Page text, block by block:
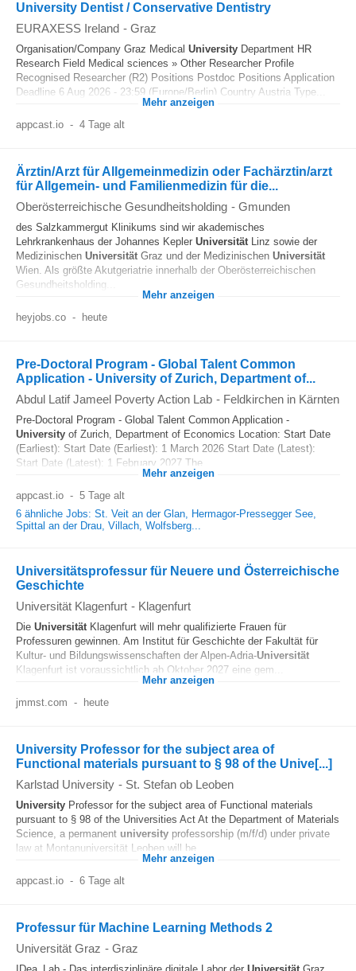
University Dentist / Conservative Dentistry
EURAXESS Ireland - Graz
Organisation/Company Graz Medical University Department HR
Research Field Medical sciences » Other Researcher Profile
Recognised Researcher (R2) Positions Postdoc Positions Application
Deadline 6 Aug 2026 - 23:59 (Europe/Berlin) Country Austria Type...
Mehr anzeigen
appcast.io - 4 Tage alt
Ärztin/Arzt für Allgemeinmedizin oder Fachärztin/arzt
für Allgemein- und Familienmedizin für die...
Oberösterreichische Gesundheitsholding - Gmunden
des Salzkammergut Klinikums sind wir akademisches
Lehrkrankenhaus der Johannes Kepler UniversitätLinz sowie der
Medizinischen Universität Graz und der Medizinischen Universität
Wien. Als größte Akutgeriatrie innerhalb der Oberösterreichischen
Gesundheitsholding...
Mehr anzeigen
heyjobs.co - heute
Pre-Doctoral Program - Global Talent Common
Application - University of Zurich, Department of...
Abdul Latif Jameel Poverty Action Lab - Feldkirchen in Kärnten
Pre-Doctoral Program - Global Talent Common Application -
University of Zurich, Department of Economics Location: Start Date
(Earliest): Start Date (Earliest): 1 March 2026 Start Date (Latest):
Start Date (Latest): 1 February 2027 The...
Mehr anzeigen
appcast.io - 5 Tage alt
6 ähnliche Jobs: St. Veit an der Glan, Hermagor-Pressegger See,
Spittal an der Drau, Villach, Wolfsberg...
Universitätsprofessur für Neuere und Österreichische
Geschichte
Universität Klagenfurt - Klagenfurt
Die UniversitätKlagenfurt will mehr qualifizierte Frauen für
Professuren gewinnen. Am Institut für Geschichte der Fakultät für
Kultur- und Bildungswissenschaften der Alpen-Adria-Universität
Klagenfurt ist voraussichtlich ab Oktober 2027 eine gem...
Mehr anzeigen
jmmst.com - heute
University Professor for the subject area of
Functional materials pursuant to § 98 of the Unive[...]
Karlstad University - St. Stefan ob Leoben
University Professor for the subject area of Functional materials
pursuant to § 98 of the Universities Act At the Department of Materials
Science, a permanent university professorship (m/f/d) under private
law at Montanuniversität Leoben will be...
Mehr anzeigen
appcast.io - 6 Tage alt
Professur für Machine Learning Methods 2
Universität Graz - Graz